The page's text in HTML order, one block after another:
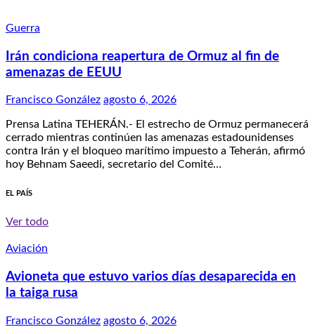
Guerra
Irán condiciona reapertura de Ormuz al fin de
amenazas de EEUU
Francisco González agosto 6, 2026
Prensa Latina TEHERÁN.- El estrecho de Ormuz permanecerá
cerrado mientras continúen las amenazas estadounidenses
contra Irán y el bloqueo marítimo impuesto a Teherán, afirmó
hoy Behnam Saeedi, secretario del Comité…
EL PAÍS
Ver todo
Aviación
Avioneta que estuvo varios días desaparecida en
la taiga rusa
Francisco González agosto 6, 2026